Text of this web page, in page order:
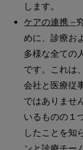
します。
ケアの連携 –
めに、診療お
多様な全ての
です。これは
会社と医療従
ではありませ
いるものの１
したことを知